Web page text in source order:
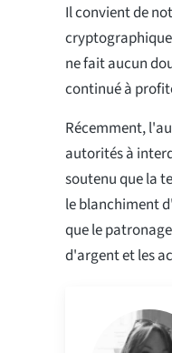
Il convient de
ne fait aucun
continué à
Récemment,
autorités à
soutenu que la
le blanchiment
que le
d'argent et les